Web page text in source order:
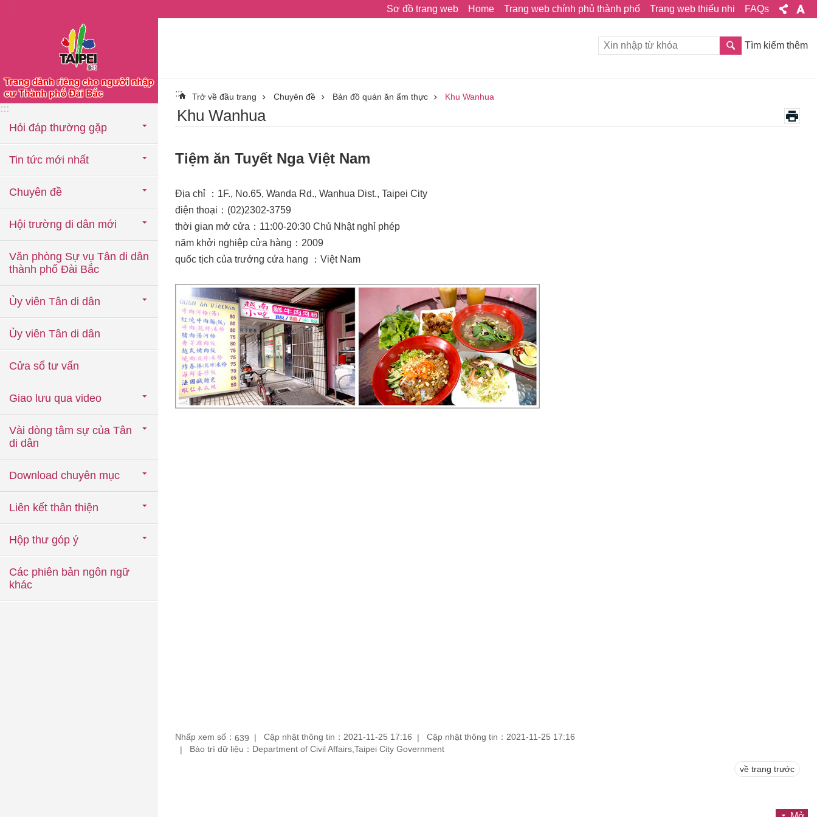
Chuyển đến khối nội dung chính
::: Sơ đồ trang web Home Trang web chính phủ thành phố Trang web thiếu nhi FAQs
:::
Hỏi đáp thường gặp
Tin tức mới nhất
Chuyên đề
Hội trường di dân mới
Văn phòng Sự vụ Tân di dân
thành phố Đài Bắc
Ủy viên Tân di dân
Ủy viên Tân di dân
Cửa sổ tư vấn
Giao lưu qua video
Vài dòng tâm sự của Tân
di dân
Download chuyên mục
Liên kết thân thiện
Hộp thư góp ý
Các phiên bản ngôn ngữ
khác
Tìm kiếm thêm
::: Trở về đầu trang Chuyên đề Bản đồ quán ăn ẩm thực Khu Wanhua
Khu Wanhua
Tiệm ăn Tuyết Nga Việt Nam
Địa chỉ ：1F., No.65, Wanda Rd., Wanhua Dist., Taipei City
điện thoại：(02)2302-3759
thời gian mở cửa：11:00-20:30 Chủ Nhật nghỉ phép
năm khởi nghiệp cửa hàng：2009
quốc tịch của trưởng cửa hang ：Việt Nam
Nhấp xem số： 639 Cập nhật thông tin：2021-11-25 17:16
Cập nhật thông tin：2021-11-25 17:16
Bảo trì dữ liệu：Department of Civil Affairs,Taipei City Government
về trang trước